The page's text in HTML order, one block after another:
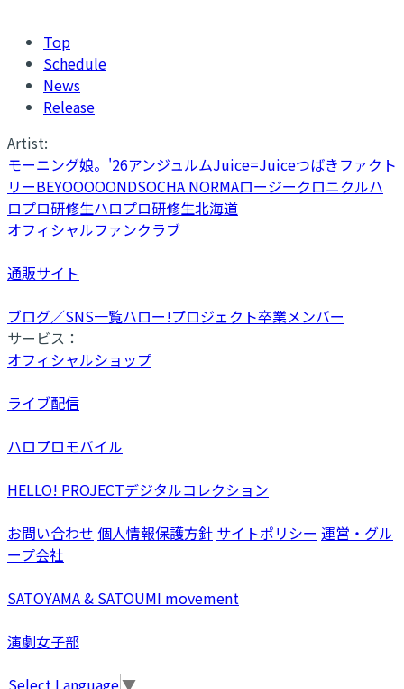
Top
Schedule
News
Release
Artist:
モーニング娘。'26アンジュルムJuice=Juiceつばきファクト
リーBEYOOOOONDSOCHA NORMAロージークロニクルハ
ロプロ研修生ハロプロ研修生北海道
オフィシャルファンクラブ
通販サイト
ブログ／SNS一覧ハロー!プロジェクト卒業メンバー
サービス：
オフィシャルショップ
ライブ配信
ハロプロモバイル
HELLO! PROJECTデジタルコレクション
お問い合わせ 個人情報保護方針 サイトポリシー 運営・グル
ープ会社
SATOYAMA & SATOUMI movement
演劇女子部
Select Language▼